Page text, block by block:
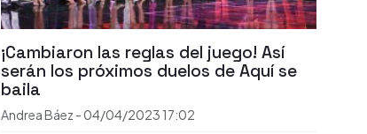
¡Cambiaron las reglas del juego! Así
serán los próximos duelos de Aquí se
baila
Andrea Báez - 04/04/2023 17:02